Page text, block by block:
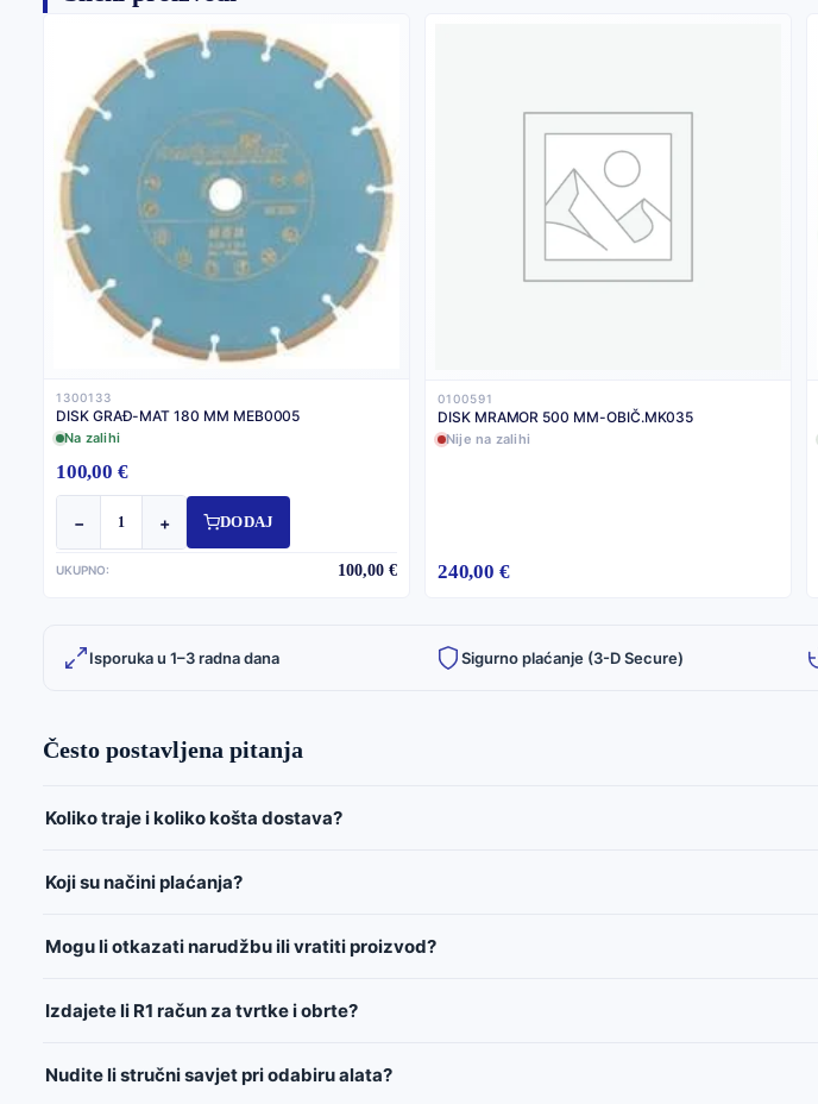
1300133
DISK GRAĐ-MAT 180 MM MEB0005
Na zalihi
100,00 €
− + DODAJ
UKUPNO: 100,00 €
0100591
DISK MRAMOR 500 MM-OBIČ.MK035
Nije na zalihi
240,00 €
Isporuka u 1–3 radna dana Sigurno plaćanje (3-D Secure)
Često postavljena pitanja
Koliko traje i koliko košta dostava?
Koji su načini plaćanja?
Mogu li otkazati narudžbu ili vratiti proizvod?
Izdajete li R1 račun za tvrtke i obrte?
Nudite li stručni savjet pri odabiru alata?